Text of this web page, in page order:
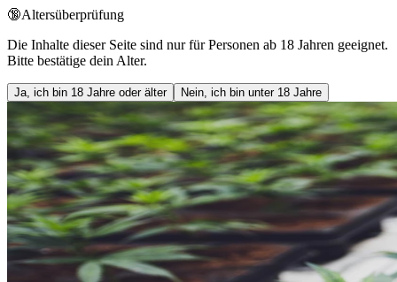
🔞Altersüberprüfung
Die Inhalte dieser Seite sind nur für Personen ab 18 Jahren geeignet.
Bitte bestätige dein Alter.
Ja, ich bin 18 Jahre oder älter Nein, ich bin unter 18 Jahre